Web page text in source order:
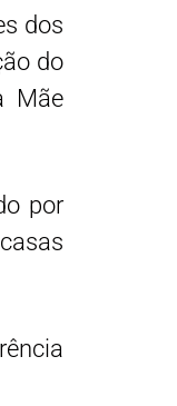
dos
do
Mãe
por